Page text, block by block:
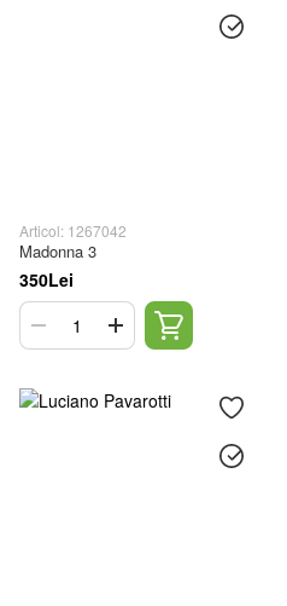
Articol: 1267042
Madonna 3
350Lei